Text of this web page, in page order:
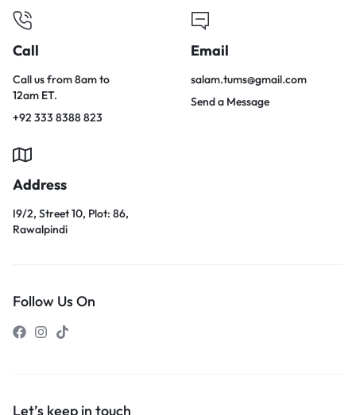
Call
Call us from 8am to
12am ET.
+92 333 8388 823
Email
salam.tums@gmail.com
Send a Message
Address
I9/2, Street 10, Plot: 86,
Rawalpindi
Follow Us On
Let’s keep in touch